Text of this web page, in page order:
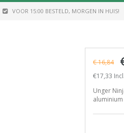
VOOR 15:00 BESTELD, MORGEN IN HUIS!
€ 16,84
€17,33
Unger